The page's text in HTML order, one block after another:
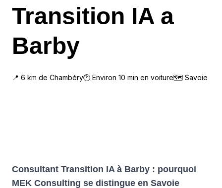
Transition IA a
Barby
📍 6 km de Chambéry🕐 Environ 10 min en voiture🗺 Savoie
Consultant Transition IA à Barby : pourquoi
MEK Consulting se distingue en Savoie